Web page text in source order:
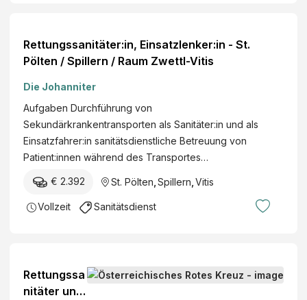
Rettungssanitäter:in, Einsatzlenker:in - St.
Pölten / Spillern / Raum Zwettl-Vitis
Die Johanniter
Aufgaben Durchführung von
Sekundärkrankentransporten als Sanitäter:in und als
Einsatzfahrer:in sanitätsdienstliche Betreuung von
Patient:innen während des Transportes…
€ 2.392 St. Pölten Spillern Vitis
Vollzeit Sanitätsdienst
Rettungssa
nitäter und